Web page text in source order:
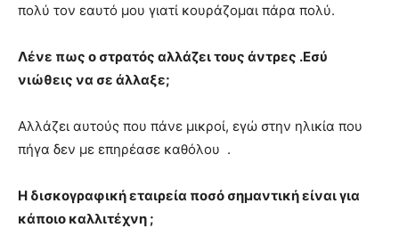
πολύ τον εαυτό μου γιατί κουράζομαι πάρα πολύ.
Λένε πως ο στρατός αλλάζει τους άντρες .Εσύ
νιώθεις να σε άλλαξε;
Αλλάζει αυτούς που πάνε μικροί, εγώ στην ηλικία που
πήγα δεν με επηρέασε καθόλου .
Η δισκογραφική εταιρεία ποσό σημαντική είναι για
κάποιο καλλιτέχνη ;